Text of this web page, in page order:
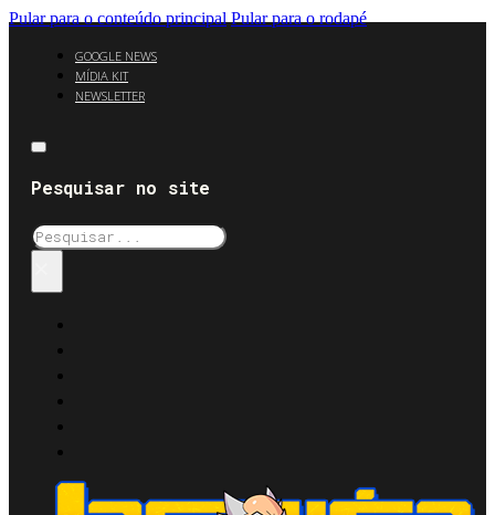
Pular para o conteúdo principal Pular para o rodapé
GOOGLE NEWS
MÍDIA KIT
NEWSLETTER
Pesquisar no site
Pesquisar